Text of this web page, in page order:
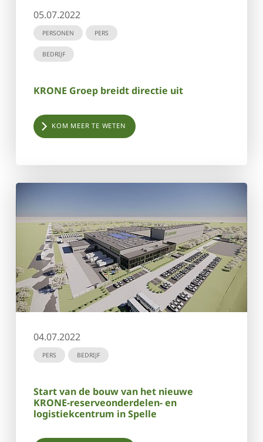
05.07.2022
PERSONEN PERS
BEDRIJF
KRONE Groep breidt directie uit
KOM MEER TE WETEN
04.07.2022
PERS BEDRIJF
Start van de bouw van het nieuwe
KRONE-reserveonderdelen- en
logistiekcentrum in Spelle